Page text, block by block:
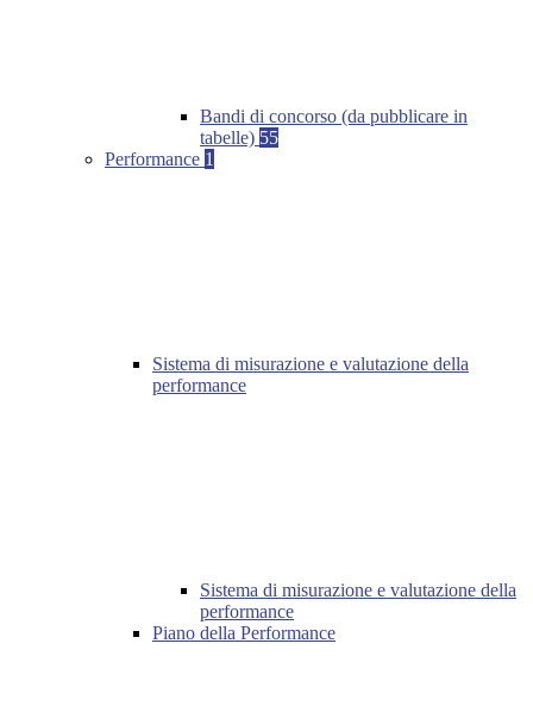
Bandi di concorso (da pubblicare in
tabelle) 55
Performance 1
Sistema di misurazione e valutazione della
performance
Sistema di misurazione e valutazione della
performance
Piano della Performance